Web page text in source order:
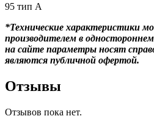
95 тип А
*Технические характеристики
производителем в
на сайте параметры носят
являются публичной офертой.
Отзывы
Отзывов пока нет.